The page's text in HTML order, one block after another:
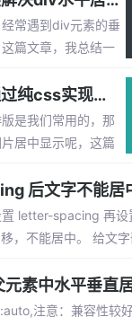
常遇到div元素的垂
篇文章，我总结一
css图片居中，通过纯css实现图片居中的多种实现方法
是我们常用的，那
居中显示呢，这篇
后文字不能居
置 letter-spacing 再
，不能居中。 给文
素中水平垂直
注意：兼容性较